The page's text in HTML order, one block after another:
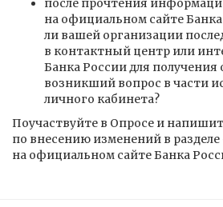
после прочтения
на официальном сайте
ли вашей организации
в контактный центр или
Банка России для получения
возникший вопрос в части
личного кабинета?
Поучаствуйте в Опросе и
по внесению изменений в
на официальном сайте Банка